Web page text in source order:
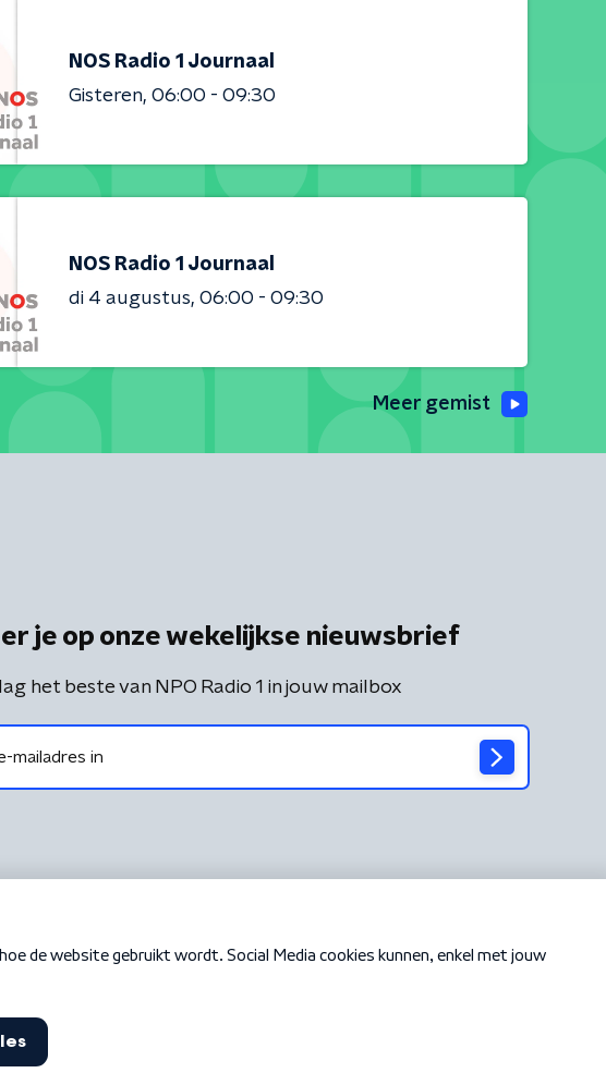
NOS Radio 1 Journaal
Gisteren 06:00 - 09:30
NOS Radio 1 Journaal
di 4 augustus 06:00 - 09:30
Meer gemist
je op onze wekelijkse nieuwsbrief
het beste van NPO Radio 1 in jouw mailbox